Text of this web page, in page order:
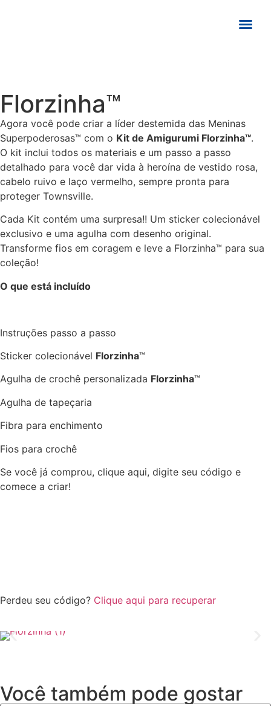
Florzinha™
Agora você pode criar a líder destemida das Meninas
Superpoderosas™ com o Kit de Amigurumi Florzinha™.
O kit inclui todos os materiais e um passo a passo
detalhado para você dar vida à heroína de vestido rosa,
cabelo ruivo e laço vermelho, sempre pronta para
proteger Townsville.
Cada Kit contém uma surpresa!! Um sticker colecionável
exclusivo e uma agulha com desenho original.
Transforme fios em coragem e leve a Florzinha™ para sua
coleção!
O que está incluído
Instruções passo a passo
Sticker colecionável Florzinha™
Agulha de crochê personalizada Florzinha™
Agulha de tapeçaria
Fibra para enchimento
Fios para crochê
Se você já comprou, clique aqui, digite seu código e
comece a criar​!
Perdeu seu código? Clique aqui para recuperar
Você também pode gostar